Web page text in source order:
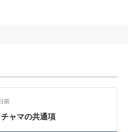
ンダースの犬 完結版 [DVD]
日:
DVD
ック : 31回
前
ャマの共通項